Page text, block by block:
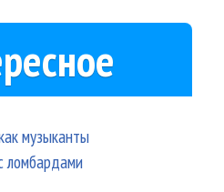
музыканты
ломбардами